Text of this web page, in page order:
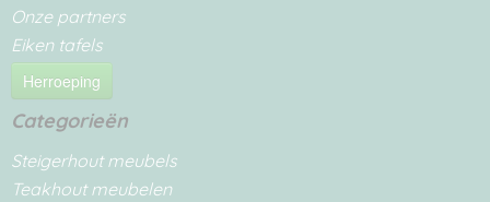
Onze partners
Eiken tafels
Herroeping
Categorieën
Steigerhout meubels
Teakhout meubelen